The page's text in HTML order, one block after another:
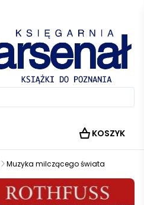
KOSZYK
Muzyka milczącego świata